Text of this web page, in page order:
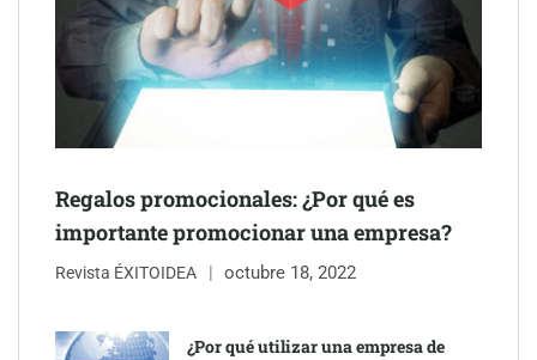
Última llamada: los destinos con las mayores caídas de precios
Regalos promocionales: ¿Por qué es
importante promocionar una empresa?
Revista ÉXITOIDEA octubre 18, 2022
¿Por qué utilizar una empresa de